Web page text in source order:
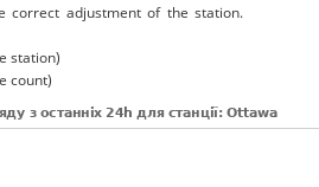
correct adjustment of the station.
station)
count)